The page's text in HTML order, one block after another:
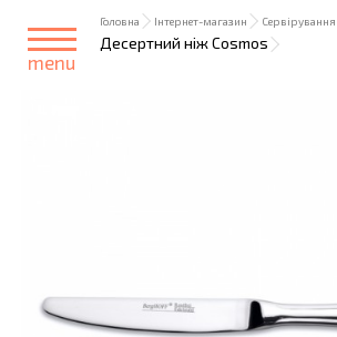
menu
Головна Інтернет-магазин Сервірування
Десертний ніж Cosmos